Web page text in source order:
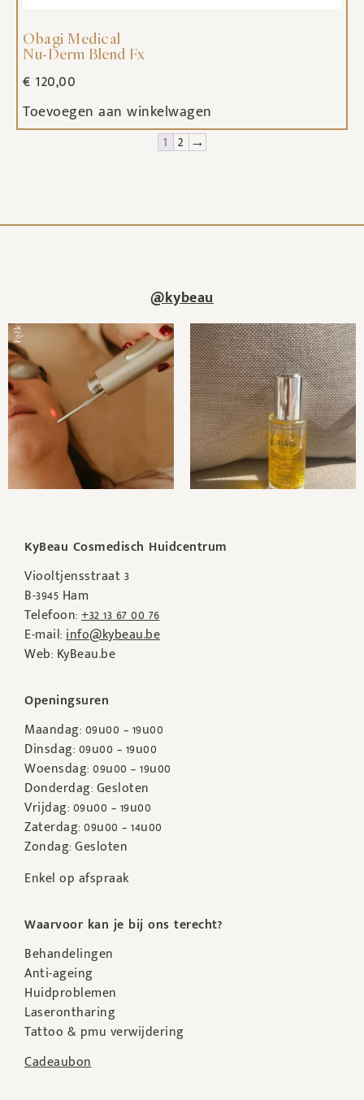
Obagi Medical
Nu-Derm Blend Fx
€ 120,00
Toevoegen aan winkelwagen
1 2 →
@kybeau
KyBeau Cosmedisch Huidcentrum
Viooltjensstraat 3
B-3945 Ham
Telefoon:+32 13 67 00 76
E-mail:info@kybeau.be
Web: KyBeau.be
Openingsuren
Maandag: 09u00 – 19u00
Dinsdag: 09u00 – 19u00
Woensdag: 09u00 – 19u00
Donderdag: Gesloten
Vrijdag: 09u00 – 19u00
Zaterdag: 09u00 – 14u00
Zondag: Gesloten
Enkel op afspraak
Waarvoor kan je bij ons terecht?
Behandelingen
Anti-ageing
Huidproblemen
Laserontharing
Tattoo & pmu verwijdering
Cadeaubon